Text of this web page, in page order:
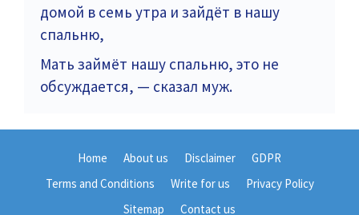
домой в семь утра и зайдёт в нашу
спальню,
Мать займёт нашу спальню, это не
обсуждается, — сказал муж.
Home About us Disclaimer
GDPR
Terms and Conditions
Write for us
Privacy Policy
Sitemap
Contact us